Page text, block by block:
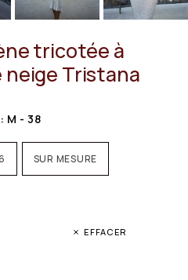
tricotée à
neige Tristana
: M - 38
SUR MESURE
EFFACER